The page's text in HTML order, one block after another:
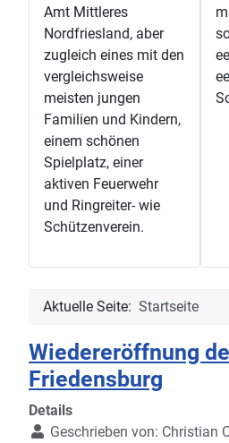
Amt Mittleres
Nordfriesland, aber
zugleich eines mit den
vergleichsweise
meisten jungen
Familien und Kindern,
einem schönen
Spielplatz, einer
aktiven Feuerwehr
und Ringreiter- wie
Schützenverein.
Aktuelle Seite: Startseite
Wiedereröffnung
Friedensburg
Details
Geschrieben von: Christian